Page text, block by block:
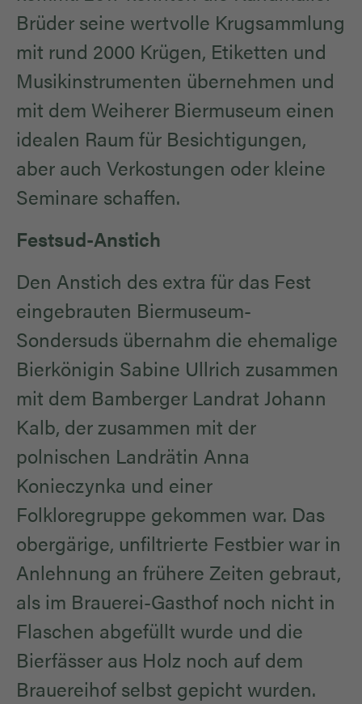
Brüder seine wertvolle Krugsammlung
mit rund 2000 Krügen, Etiketten und
Musikinstrumenten übernehmen und
mit dem Weiherer Biermuseum einen
idealen Raum für Besichtigungen,
aber auch Verkostungen oder kleine
Seminare schaffen.
Festsud-Anstich
Den Anstich des extra für das Fest
eingebrauten Biermuseum-
Sondersuds übernahm die ehemalige
Bierkönigin Sabine Ullrich zusammen
mit dem Bamberger Landrat Johann
Kalb, der zusammen mit der
polnischen Landrätin Anna
Konieczynka und einer
Folkloregruppe gekommen war. Das
obergärige, unfiltrierte Festbier war in
Anlehnung an frühere Zeiten gebraut,
als im Brauerei-Gasthof noch nicht in
Flaschen abgefüllt wurde und die
Bierfässer aus Holz noch auf dem
Brauereihof selbst gepicht wurden.